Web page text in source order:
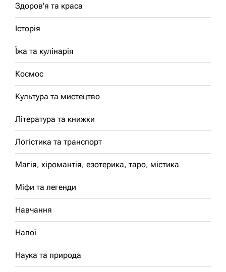
Здоров'я та краса
Історія
Їжа та кулінарія
Космос
Культура та мистецтво
Література та книжки
Логістика та транспорт
Магія, хіромантія, езотерика, таро, містика
Міфи та легенди
Навчання
Напої
Наука та природа